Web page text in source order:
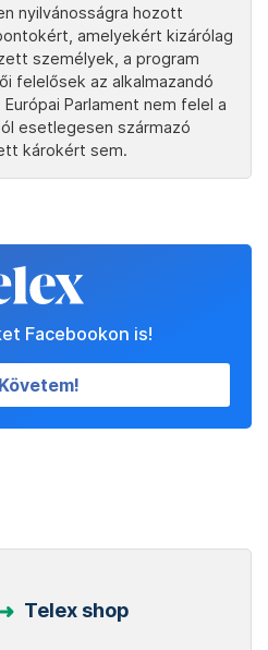
nyilvánosságra hozott
amelyekért kizárólag
személyek, a program
felelősek az alkalmazandó
Parlament nem felel a
esetlegesen származó
károkért sem.
Facebookon is!
Követem!
Telex shop